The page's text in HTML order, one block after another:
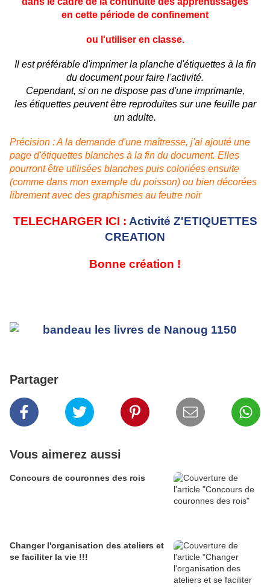
en cette période de confinement
ou l'utiliser en classe.
Il est préférable d'imprimer la planche d'étiquettes à la fin
du document pour faire l'activité.
Cependant, si on ne dispose pas d'une imprimante,
les étiquettes peuvent être reproduites sur une feuille par
un adulte.
Précision : A la demande d'une maîtresse, j'ai ajouté une
page d'étiquettes blanches à la fin du document. Elles
pourront être utilisées blanches puis coloriées ensuite
(comme dans mon exemple du poisson) ou bien décorées
librement avec des graphismes au feutre noir
TELECHARGER ICI : Activité Z'ETIQUETTES
CREATION
Bonne création !
Partager
Vous aimerez aussi
Concours de couronnes des rois
Changer l'organisation des ateliers et
se faciliter la vie !!!